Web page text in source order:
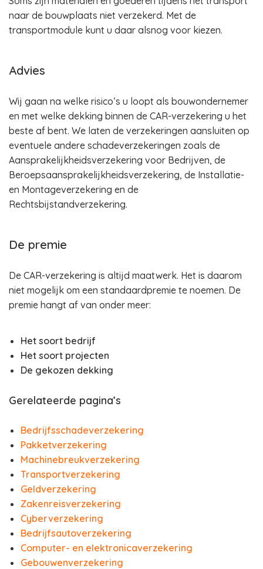
naar de bouwplaats niet verzekerd. Met de
transportmodule kunt u daar alsnog voor kiezen.
Advies
Wij gaan na welke risico’s u loopt als bouwondernemer
en met welke dekking binnen de CAR-verzekering u het
beste af bent. We laten de verzekeringen aansluiten op
eventuele andere schadeverzekeringen zoals de
Aansprakelijkheidsverzekering voor Bedrijven, de
Beroepsaansprakelijkheidsverzekering, de Installatie-
en Montageverzekering en de
Rechtsbijstandverzekering.
De premie
De CAR-verzekering is altijd maatwerk. Het is daarom
niet mogelijk om een standaardpremie te noemen. De
premie hangt af van onder meer:
Het soort bedrijf
Het soort projecten
De gekozen dekking
Gerelateerde pagina’s
Bedrijfsschadeverzekering
Pakketverzekering
Machinebreukverzekering
Transportverzekering
Geldverzekering
Zakenreisverzekering
Cyberverzekering
Bedrijfsautoverzekering
Computer- en elektronicaverzekering
Gebouwenverzekering